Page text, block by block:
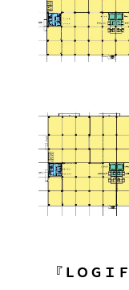
『ＬＯＧＩ